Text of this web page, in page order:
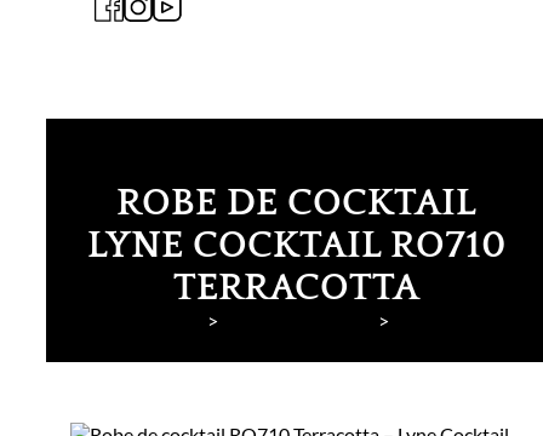
ROBE DE COCKTAIL
LYNE COCKTAIL RO710
TERRACOTTA